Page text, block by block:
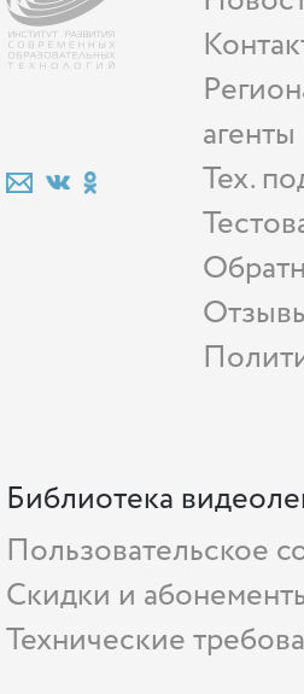
агенты
Тех.
Библиотека
Пользовательское
Скидки и
Технические